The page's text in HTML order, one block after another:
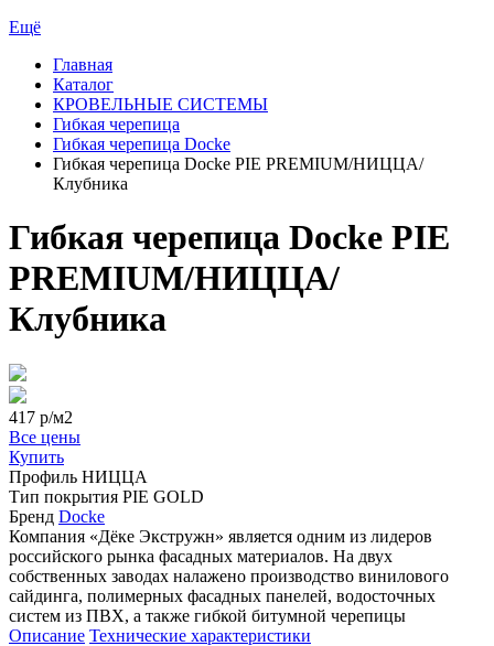
Ещё
Главная
Каталог
КРОВЕЛЬНЫЕ СИСТЕМЫ
Гибкая черепица
Гибкая черепица Docke
Гибкая черепица Docke PIE PREMIUM/НИЦЦА/
Клубника
Гибкая черепица Docke PIE
PREMIUM/НИЦЦА/
Клубника
417 р/м2
Все цены
Купить
Профиль НИЦЦА
Тип покрытия PIE GOLD
Бренд Docke
Компания «Дёке Экстружн» является одним из лидеров
российского рынка фасадных материалов. На двух
собственных заводах налажено производство винилового
сайдинга, полимерных фасадных панелей, водосточных
систем из ПВХ, а также гибкой битумной черепицы
Описание Технические характеристики